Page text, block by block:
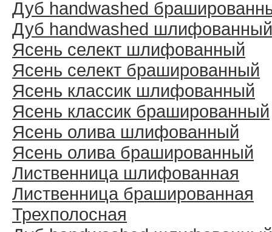
Дуб handwashed
Дуб handwashed шлифованный
Ясень селект шлифованный
Ясень селект брашированный
Ясень классик шлифованный
Ясень классик брашированный
Ясень олива шлифованный
Ясень олива брашированный
Лиственница шлифованная
Лиственница брашированная
Трехполосная